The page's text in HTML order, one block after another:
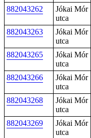
882043262
Jókai Mór
utca
882043263
Jókai Mór
utca
882043265
Jókai Mór
utca
882043266
Jókai Mór
utca
882043268
Jókai Mór
utca
882043269
Jókai Mór
utca